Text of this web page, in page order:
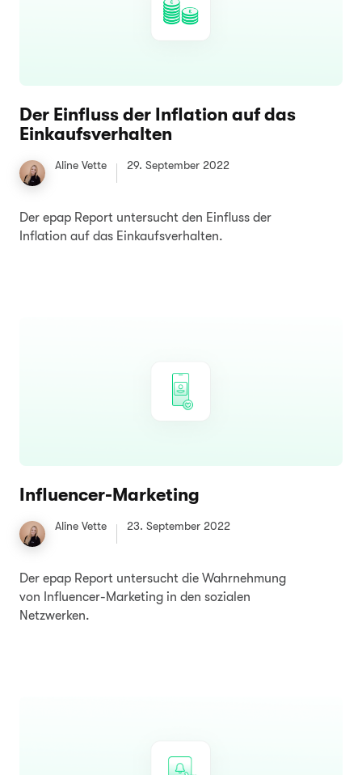
Der Einfluss der Inflation auf das
Einkaufsverhalten
Aline Vette 29. September 2022
Der epap Report untersucht den Einfluss der
Inflation auf das Einkaufsverhalten.
Influencer-Marketing
Aline Vette 23. September 2022
Der epap Report untersucht die Wahrnehmung
von Influencer-Marketing in den sozialen
Netzwerken.